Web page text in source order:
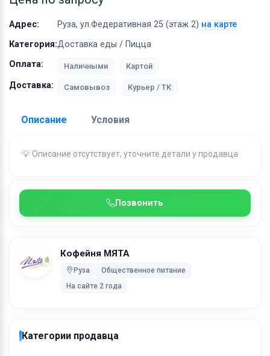
Позвонить
Кофейня МЯТА
Руза
Общественное питание
На сайте 2 года
Категории продавца
Адрес: Руза, ул.Федеративная 25 (этаж 2) на карте
Категория:Доставка еды / Пицца
Оплата:
Наличными Картой
Доставка: Самовывоз Курьер / ТК
Описание Условия
💡 Описание отсутствует, уточните детали у продавца
Доставка:
Условия и гарантии:
Ждем Вас в нашей уютной кофейне Мята!
(этаж 2)
Доставка еды на дом или в офис: с 10:00 до 21:00
Если у вас возникнут вопросы или пожелания, вы
Материалы